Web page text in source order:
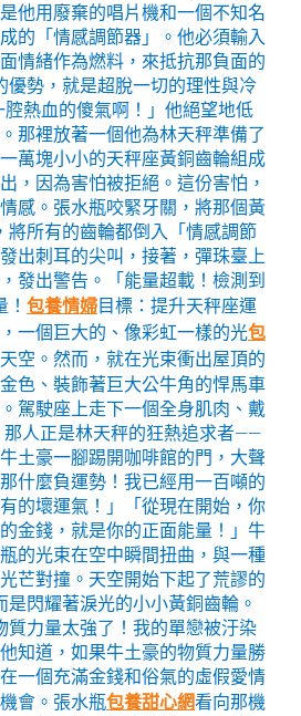
他用廢棄的唱片機和一個不知名
的「情感調節器」。他必須輸入
情緒作為燃料，來抵抗那負面的
優勢，就是超脫一切的理性與冷
熱血的傻氣啊！」他絕望地低
那裡放著一個他為林天秤準備了
萬塊小小的天秤座黃銅齒輪組成
，因為害怕被拒絕。這份害怕，
感。張水瓶咬緊牙關，將那個黃
將所有的齒輪都倒入「情感調節
出刺耳的尖叫，接著，彈珠臺上
發出警告。「能量超載！檢測到
包養情婦目標：提升天秤座運
一個巨大的、像彩虹一樣的光包
空。然而，就在光束衝出屋頂的
色、裝飾著巨大公牛角的悍馬車
駕駛座上走下一個全身肌肉、戴
人正是林天秤的狂熱追求者——
土豪一腳踢開咖啡館的門，大聲
什麼負運勢！我已經用一百噸的
的壞運氣！」「從現在開始，你
金錢，就是你的正面能量！」牛
的光束在空中瞬間扭曲，與一種
芒對撞。天空開始下起了荒謬的
閃耀著淚光的小小黃銅齒輪。
質力量太強了！我的單戀被汙染
知道，如果牛土豪的物質力量勝
一個充滿金錢和俗氣的虛假愛情
會。張水瓶包養甜心網看向那機